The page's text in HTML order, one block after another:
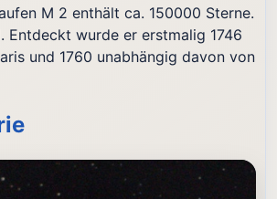
M 2 enthält ca. 150000 Sterne.
Entdeckt wurde er erstmalig 1746
und 1760 unabhängig davon von